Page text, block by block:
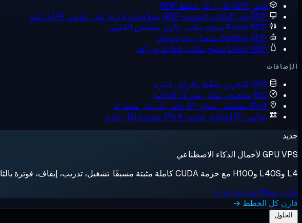
اشترِ RDP
قارن كل خطط RDP
RDP في الولايات المتحدة
RDP بصلاحيات إدارية على عناوين IP أمريكية
Forex RDP سطح مكتب تداول منخفض الكمون
Botting RDP تشغيل دائم لبوتاتك
Linux RDP سطح مكتب Linux عن بُعد
الإضافات
VPS للتخزين
خطط بأقراص كبيرة
ISO مخصص
شغّل صورتك الخاصة
IPv4 مخصص
عنوان IP خاص بك، غير مشترك
عناوين IP إضافية
عناوين IPv4 متعددة لكل خادم
جديد
GPU VPS لأحمال الذكاء الاصطناعي
L4 وL40S وH100 مع حزمة CUDA كاملة مثبتة مسبقًا. تشغيل، تدريب، إيقاف، فوترة بالثانية.
جرّب مجانًا لمدة ساعة ←
قارن كل الخطط →
الحلول